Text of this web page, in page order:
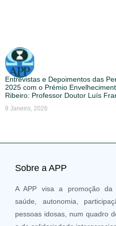
Entrevistas e Depoimentos das
2025 com o Prémio
Ribeiro: Professor Doutor Luís
9 Janeiro, 2026
Sobre a APP
A APP visa a promoção da
saúde, autonomia,
pessoas idosas, num quadro